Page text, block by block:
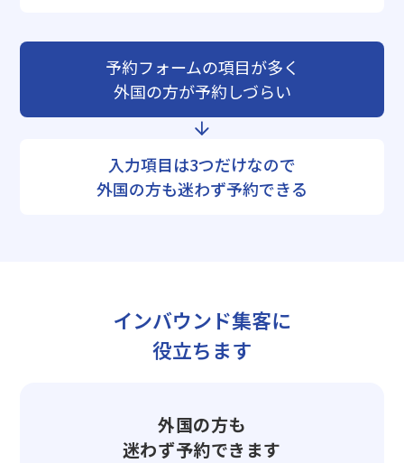
予約フォームの項目が多く
外国の方が予約しづらい
入力項目は3つだけなので
外国の方も迷わず予約できる
インバウンド集客に
役立ちます
外国の方も
迷わず予約できます